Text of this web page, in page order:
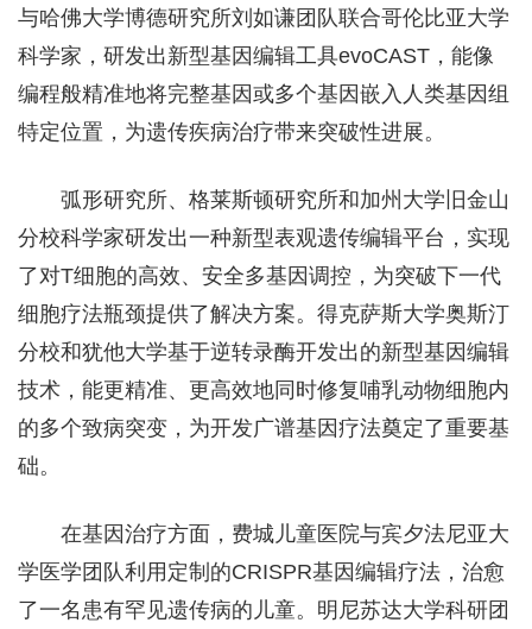
与哈佛大学博德研究所刘如谦团队联合哥伦比亚大学
科学家，研发出新型基因编辑工具evoCAST，能像
编程般精准地将完整基因或多个基因嵌入人类基因组
特定位置，为遗传疾病治疗带来突破性进展。
弧形研究所、格莱斯顿研究所和加州大学旧金山
分校科学家研发出一种新型表观遗传编辑平台，实现
了对T细胞的高效、安全多基因调控，为突破下一代
细胞疗法瓶颈提供了解决方案。得克萨斯大学奥斯汀
分校和犹他大学基于逆转录酶开发出的新型基因编辑
技术，能更精准、更高效地同时修复哺乳动物细胞内
的多个致病突变，为开发广谱基因疗法奠定了重要基
础。
在基因治疗方面，费城儿童医院与宾夕法尼亚大
学医学团队利用定制的CRISPR基因编辑疗法，治愈
了一名患有罕见遗传病的儿童。明尼苏达大学科研团